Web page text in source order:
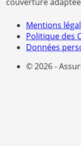
Mentions
Politique des
Données
© 2026 -